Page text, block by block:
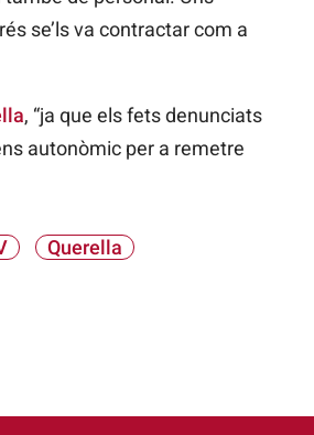
se’ls va contractar com a
, “ja que els fets denunciats
autonòmic per a remetre
Querella